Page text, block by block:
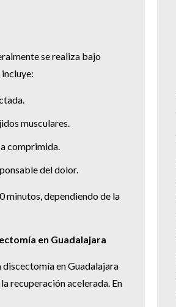
se realiza bajo
musculares.
comprimida.
del dolor.
minutos, dependiendo de la
en Guadalajara
discectomía en Guadalajara
recuperación acelerada. En